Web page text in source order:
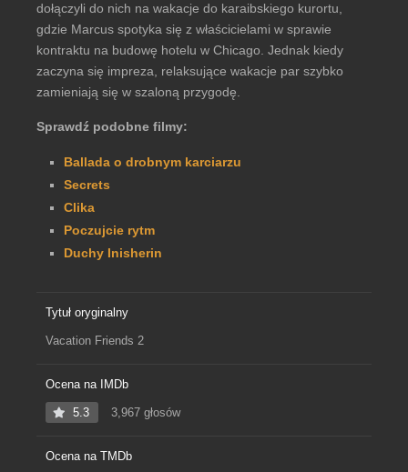
dołączyli do nich na wakacje do karaibskiego kurortu,
gdzie Marcus spotyka się z właścicielami w sprawie
kontraktu na budowę hotelu w Chicago. Jednak kiedy
zaczyna się impreza, relaksujące wakacje par szybko
zamieniają się w szaloną przygodę.
Sprawdź podobne filmy:
Ballada o drobnym karciarzu
Secrets
Clika
Poczujcie rytm
Duchy Inisherin
Tytuł oryginalny
Vacation Friends 2
Ocena na IMDb
5.3 3,967 głosów
Ocena na TMDb